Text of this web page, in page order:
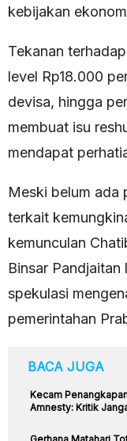
kebijakan
Tekanan
level Rp18.000
devisa, hingga
membuat isu
mendapat
Meski belum ada
terkait
kemunculan
Binsar
spekulasi
pemerintahan
BACA JUGA
Kecam
Amnesty: Kritik